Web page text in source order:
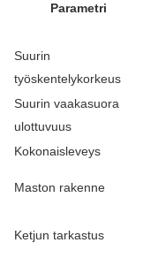
Parametri
Suurin
työskentelykorkeus
Suurin vaakasuora
ulottuvuus
Kokonaisleveys
Maston rakenne
Ketjun tarkastus